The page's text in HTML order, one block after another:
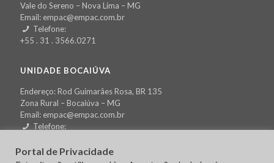
Vale do Sereno – Nova Lima – MG
Email: empac@empac.com.br
Telefone:
+55 . 31 . 3566.0271
UNIDADE BOCAIÚVA
Endereço: Rod Guimarâes Rosa, BR 135
Zona Rural – Bocaiúva – MG
Email: empac@empac.com.br
Telefone:
Portal de Privacidade